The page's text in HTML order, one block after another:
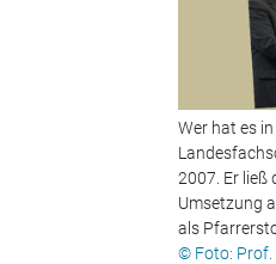
Wer hat es
2007. Er ließ
Umsetzung
als
© Foto: